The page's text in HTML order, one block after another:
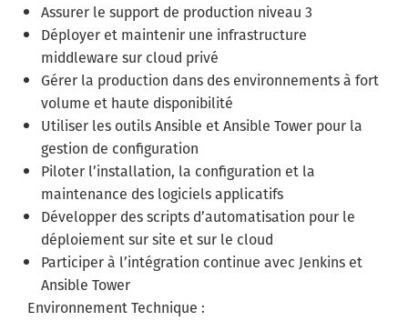
Assurer le support de production niveau 3
Déployer et maintenir une infrastructure
middleware sur cloud privé
Gérer la production dans des environnements à fort
volume et haute disponibilité
Utiliser les outils Ansible et Ansible Tower pour la
gestion de configuration
Piloter l’installation, la configuration et la
maintenance des logiciels applicatifs
Développer des scripts d’automatisation pour le
déploiement sur site et sur le cloud
Participer à l’intégration continue avec Jenkins et
Ansible Tower
Environnement Technique :